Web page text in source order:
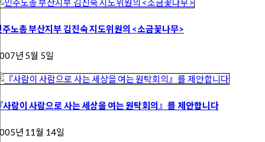
주노총 부산지부 김진숙 지도위원의 <소금꽃나무>
년 5월 5일
사람이 사람으로 사는 세상을 여는 원탁회의』를 제안합니다
년 11월 14일